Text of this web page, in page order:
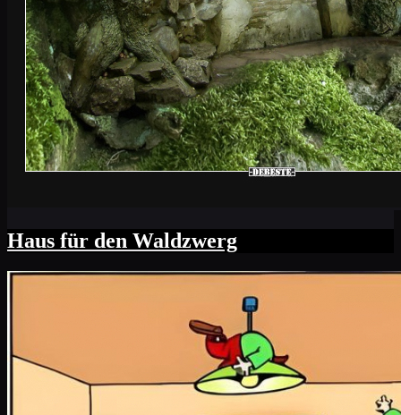
Haus für den Waldzwerg